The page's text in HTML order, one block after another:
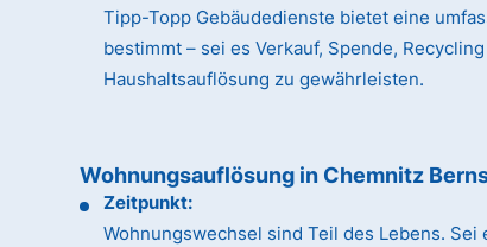
Tipp-Topp Gebäudedienste bietet eine
bestimmt – sei es Verkauf, Spende,
Haushaltsauflösung zu gewährleisten.
Wohnungsauflösung in Chemnitz
Zeitpunkt:
Wohnungswechsel sind Teil des Lebens.